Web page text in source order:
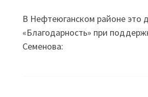
В Нефтеюганском районе это
«Благодарность» при
Семенова: